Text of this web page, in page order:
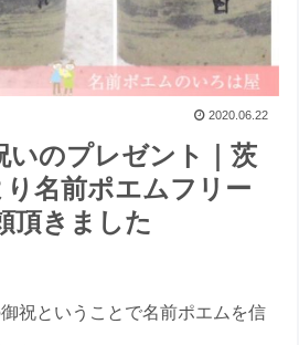
2020.06.22
いのプレゼント｜茨
名前ポエムフリー
頂きました
祝ということで名前ポエムを信